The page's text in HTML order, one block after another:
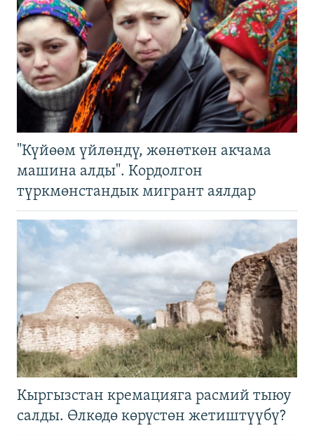
"Күйөөм үйлөндү, жөнөткөн акчама
машина алды". Кордолгон
түркмөнстандык мигрант аялдар
Кыргызстан кремацияга расмий тыюу
салды. Өлкөдө көрүстөн жетиштүүбү?